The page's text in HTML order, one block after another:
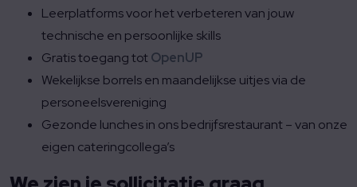
Leerplatforms voor het verbeteren van jouw
technische en persoonlijke skills
Gratis toegang totOpenUP
Wekelijkse borrels en maandelijkse uitjes via de
personeelsvereniging
Gezonde lunches in ons bedrijfsrestaurant – van onze
eigen cateringcollega’s